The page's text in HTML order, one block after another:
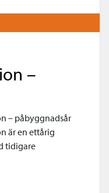
–
– påbyggnadsår
är en ettårig
tidigare